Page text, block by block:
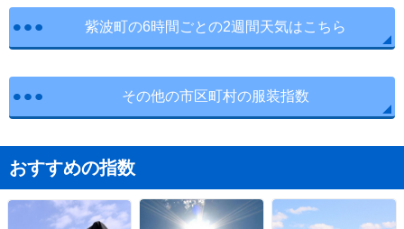
紫波町の6時間ごとの2週間天気はこちら
その他の市区町村の服装指数
おすすめの指数